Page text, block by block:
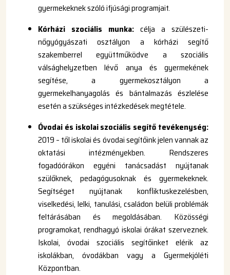
gyermekeknek szóló ifjúsági programjait.
Kórházi szociális munka: célja a szülészeti-
nőgyógyászati osztályon a kórházi segítő
szakemberrel együttműködve a szociális
válsághelyzetben lévő anya és gyermekének
segítése, a gyermekosztályon a
gyermekelhanyagolás és bántalmazás észlelése
esetén a szükséges intézkedések megtétele.
Óvodai és iskolai szociális segítő tevékenység:
2019 – től iskolai és óvodai segítőink jelen vannak az
oktatási intézményekben. Rendszeres
fogadóórákon egyéni tanácsadást nyújtanak
szülőknek, pedagógusoknak és gyermekeknek.
Segítséget nyújtanak konfliktuskezelésben,
viselkedési, lelki, tanulási, családon belüli problémák
feltárásában és megoldásában. Közösségi
programokat, rendhagyó iskolai órákat szerveznek.
Iskolai, óvodai szociális segítőinket elérik az
iskolákban, óvodákban vagy a Gyermekjóléti
Központban.